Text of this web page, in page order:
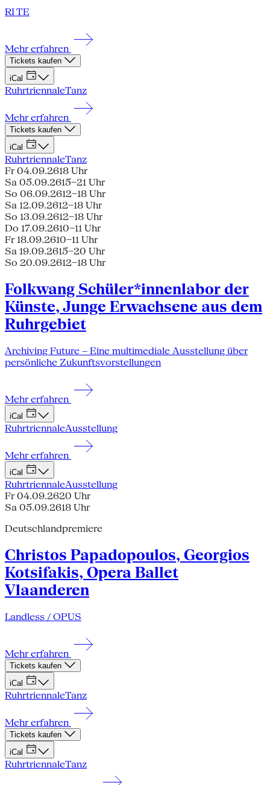
RI TE
Mehr erfahren
Tickets kaufen
iCal
RuhrtriennaleTanz
Mehr erfahren
Tickets kaufen
iCal
RuhrtriennaleTanz
Fr 04.09.2618 Uhr
Sa 05.09.2615–21 Uhr
So 06.09.2612–18 Uhr
Sa 12.09.2612–18 Uhr
So 13.09.2612–18 Uhr
Do 17.09.2610–11 Uhr
Fr 18.09.2610–11 Uhr
Sa 19.09.2615–20 Uhr
So 20.09.2612–18 Uhr
Folkwang Schüler*innenlabor der
Künste, Junge Erwachsene aus dem
Ruhrgebiet
Archiving Future – Eine multimediale Ausstellung über
persönliche Zukunftsvorstellungen
Mehr erfahren
iCal
RuhrtriennaleAusstellung
Mehr erfahren
iCal
RuhrtriennaleAusstellung
Fr 04.09.2620 Uhr
Sa 05.09.2618 Uhr
Deutschlandpremiere
Christos Papadopoulos, Georgios
Kotsifakis, Opera Ballet
Vlaanderen
Landless / OPUS
Mehr erfahren
Tickets kaufen
iCal
RuhrtriennaleTanz
Mehr erfahren
Tickets kaufen
iCal
RuhrtriennaleTanz